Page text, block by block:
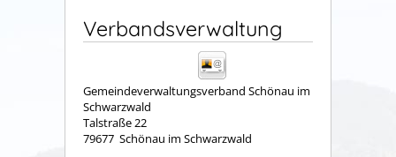
Verbandsverwaltung
Gemeindeverwaltungsverband Schönau im
Schwarzwald
Talstraße 22
79677 Schönau im Schwarzwald